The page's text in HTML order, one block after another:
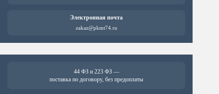
Электронная почта
zakaz@pkmt74.ru
44 ФЗ и 223 ФЗ —
поставка по договору, без предоплаты